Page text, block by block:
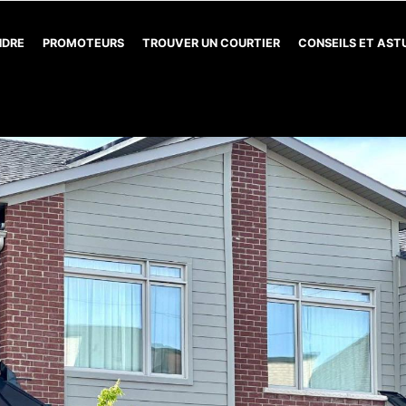
PROMOTEURS TROUVER UN COURTIER CONSEILS ET